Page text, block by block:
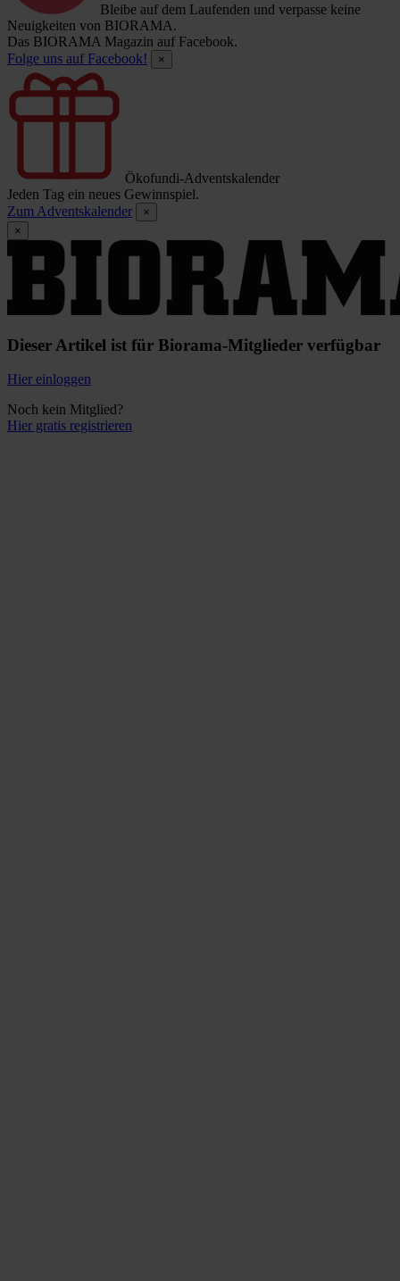
Bleibe auf dem Laufenden und verpasse keine
Neuigkeiten von BIORAMA.
Das BIORAMA Magazin auf Facebook.
Folge uns auf Facebook!
×
Ökofundi-Adventskalender
Jeden Tag ein neues Gewinnspiel.
Zum Adventskalender
×
×
Dieser Artikel ist für Biorama-Mitglieder verfügbar
Hier einloggen
Noch kein Mitglied?
Hier gratis registrieren